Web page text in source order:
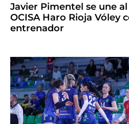
Javier Pimentel se une
OCISA Haro Rioja Vóley
entrenador